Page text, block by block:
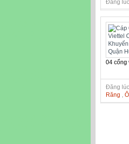
Đăng
04 cổng
Đăng
Răng ,